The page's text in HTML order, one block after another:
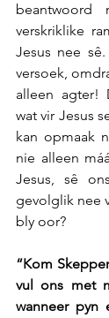
verskriklike
Jesus nee
versoek,
alleen agter!
wat vir Jesus
kan opmaak
nie alleen
Jesus, sê
gevolglik nee
bly oor?
“Kom
vul ons met
wanneer pyn